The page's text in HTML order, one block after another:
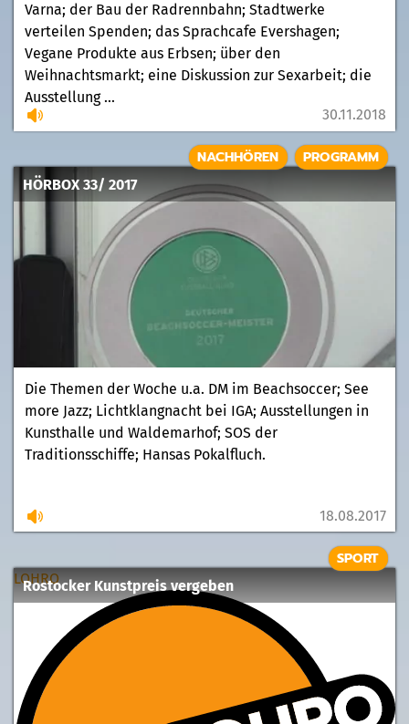
Varna; der Bau der Radrennbahn; Stadtwerke
verteilen Spenden; das Sprachcafe Evershagen;
Vegane Produkte aus Erbsen; über den
Weihnachtsmarkt; eine Diskussion zur Sexarbeit; die
Ausstellung ...
30.11.2018
HÖRBOX 33/ 2017
NACHHÖREN PROGRAMM
Die Themen der Woche u.a. DM im Beachsoccer; See
more Jazz; Lichtklangnacht bei IGA; Ausstellungen in
Kunsthalle und Waldemarhof; SOS der
Traditionsschiffe; Hansas Pokalfluch.
18.08.2017
LOHRO
Rostocker Kunstpreis vergeben
SPORT